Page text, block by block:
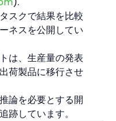
スクで結果を比較
ネスを公開してい
は、生産量の発表
荷製品に移行させ
論を必要とする開
跡しています。